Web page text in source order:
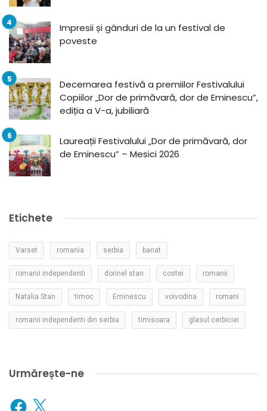
Impresii și gânduri de la un festival de
poveste
Decernarea festivă a premiilor Festivalului
Copiilor „Dor de primăvară, dor de Eminescu”,
ediția a V-a, jubiliară
Laureații Festivalului „Dor de primăvară, dor
de Eminescu” – Mesici 2026
Etichete
Varset romania serbia banat
romanii independenti dorinel stan costei romanii
Natalia Stan timoc Eminescu voivodina romani
romanii independenti din serbia timisoara glasul cerbiciei
Urmărește-ne
Facebook
X